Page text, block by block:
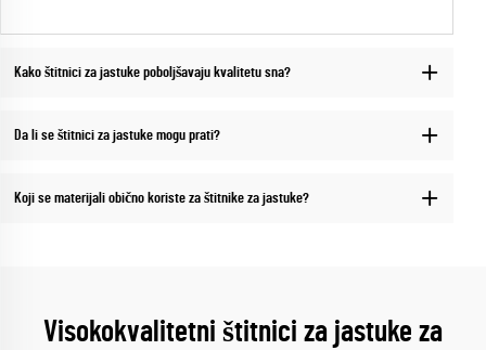
Kako štitnici za jastuke poboljšavaju kvalitetu sna?
Da li se štitnici za jastuke mogu prati?
Koji se materijali obično koriste za štitnike za jastuke?
Visokokvalitetni štitnici za jastuke za